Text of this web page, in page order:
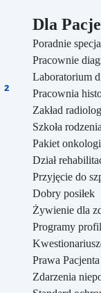
główna
Dla
Poradnie
Pracownie
Laboratorium
Pracownia
Zakład
Szkoła rodzenia
Pakiet
Dział
Przyjęcie do
Dobry posiłek
Żywienie dla
Programy
Prawa
Zdarzenia